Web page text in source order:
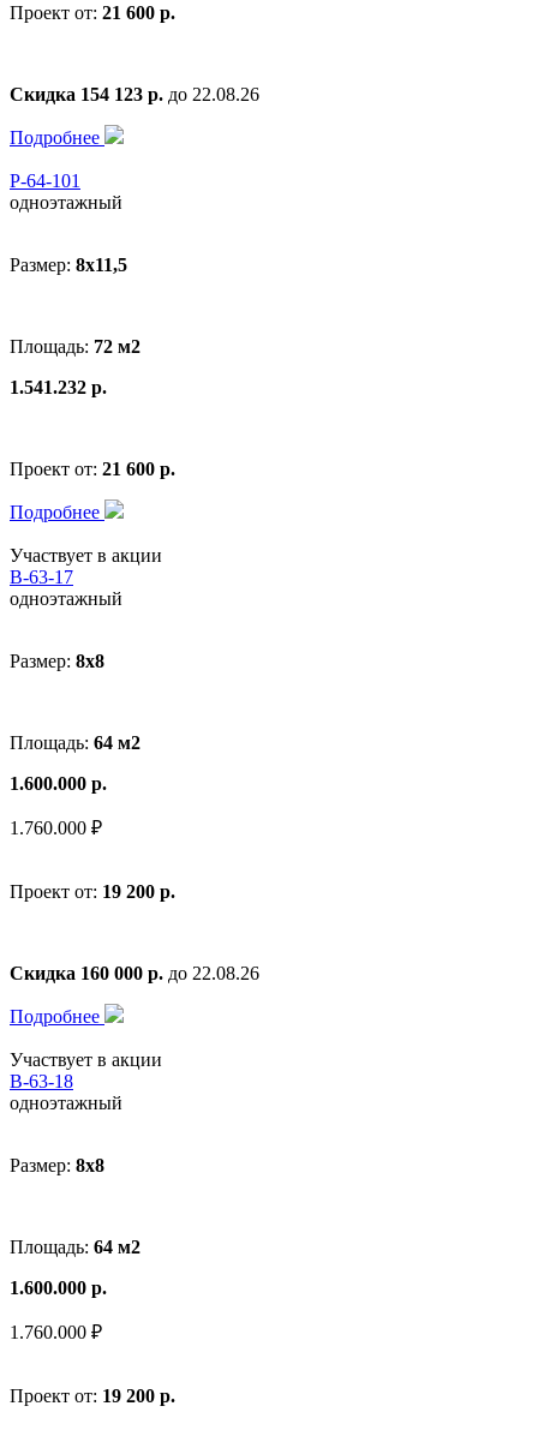
Проект от: 21 600 р.
Скидка 154 123 р. до 22.08.26
Подробнее
Р-64-101
одноэтажный
Размер: 8x11,5
Площадь: 72 м2
1.541.232 р.
Проект от: 21 600 р.
Подробнее
Участвует в акции
В-63-17
одноэтажный
Размер: 8x8
Площадь: 64 м2
1.600.000 р.
1.760.000 ₽
Проект от: 19 200 р.
Скидка 160 000 р. до 22.08.26
Подробнее
Участвует в акции
В-63-18
одноэтажный
Размер: 8x8
Площадь: 64 м2
1.600.000 р.
1.760.000 ₽
Проект от: 19 200 р.